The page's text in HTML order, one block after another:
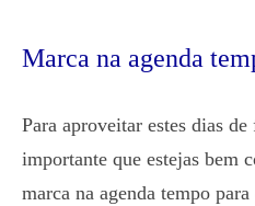
Marca na agenda
Para aproveitar estes dias
importante que estejas bem
marca na agenda tempo